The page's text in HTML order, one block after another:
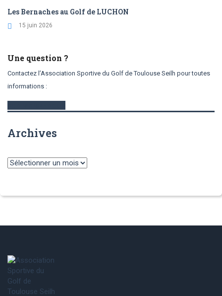
Les Bernaches au Golf de LUCHON
15 juin 2026
Une question ?
Contactez l’Association Sportive du Golf de Toulouse Seilh pour toutes
informations :
Archives
Archives